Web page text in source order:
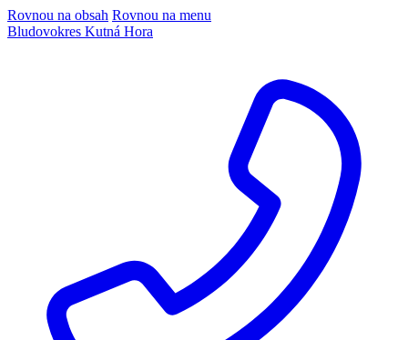
Rovnou na obsah Rovnou na menu
Bludovokres Kutná Hora